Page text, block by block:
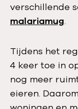
verschillende
malariamug.
Tijdens het
4 keer toe in
nog meer
eieren.